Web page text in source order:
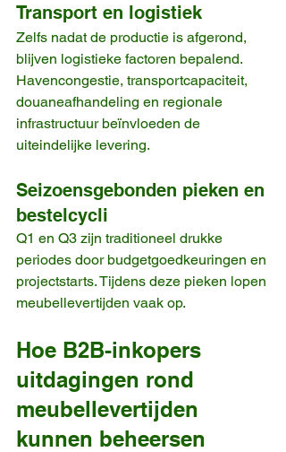
Transport en logistiek
Zelfs nadat de productie is afgerond,
blijven logistieke factoren bepalend.
Havencongestie, transportcapaciteit,
douaneafhandeling en regionale
infrastructuur beïnvloeden de
uiteindelijke levering.
Seizoensgebonden pieken en
bestelcycli
Q1 en Q3 zijn traditioneel drukke
periodes door budgetgoedkeuringen en
projectstarts. Tijdens deze pieken lopen
meubellevertijden vaak op.
Hoe B2B-inkopers
uitdagingen rond
meubellevertijden
kunnen beheersen